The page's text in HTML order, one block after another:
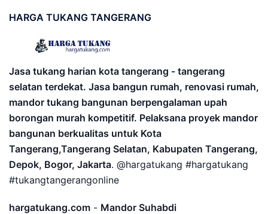
HARGA TUKANG TANGERANG
Jasa tukang harian kota tangerang - tangerang
selatan terdekat. Jasa bangun rumah, renovasi rumah,
mandor tukang bangunan berpengalaman upah
borongan murah kompetitif. Pelaksana proyek mandor
bangunan berkualitas untuk Kota
Tangerang,Tangerang Selatan, Kabupaten Tangerang,
Depok, Bogor, Jakarta. @hargatukang #hargatukang
#tukangtangerangonline
hargatukang.com - Mandor Suhabdi